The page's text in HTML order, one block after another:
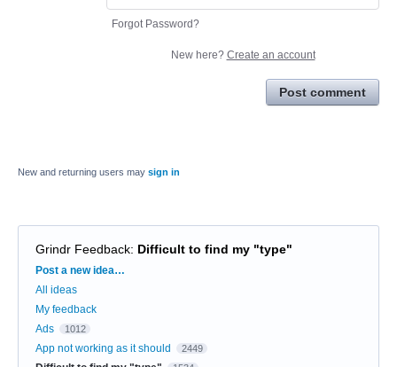
Forgot Password?
New here? Create an account
Post comment
New and returning users may sign in
Grindr Feedback: Difficult to find my "type"
Categories
Post a new idea…
All ideas
My feedback
Ads
1012
App not working as it should 2449